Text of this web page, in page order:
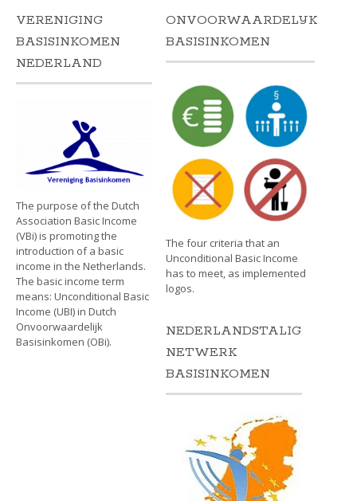
VERENIGING
BASISINKOMEN
NEDERLAND
The purpose of the Dutch
Association Basic Income
(VBi) is promoting the
introduction of a basic
income in the Netherlands.
The basic income term
means: Unconditional Basic
Income (UBI) in Dutch
Onvoorwaardelijk
Basisinkomen (OBi).
ONVOORWAARDELIJK
BASISINKOMEN
The four criteria that an
Unconditional Basic Income
has to meet, as implemented
logos.
NEDERLANDSTALIG
NETWERK
BASISINKOMEN